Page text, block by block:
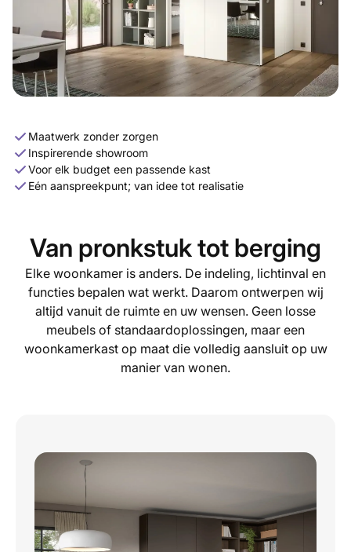
Maatwerk zonder zorgen
Inspirerende showroom
Voor elk budget een passende kast
Eén aanspreekpunt; van idee tot realisatie
Van pronkstuk tot berging
Elke woonkamer is anders. De indeling, lichtinval en
functies bepalen wat werkt. Daarom ontwerpen wij
altijd vanuit de ruimte en uw wensen. Geen losse
meubels of standaardoplossingen, maar een
woonkamerkast op maat die volledig aansluit op uw
manier van wonen.